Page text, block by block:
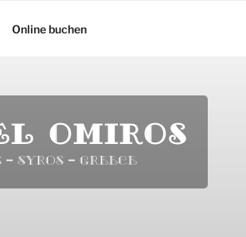
Online buchen
OMIROS
Syros – Greece